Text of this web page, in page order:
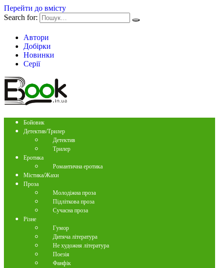
Перейти до вмісту
Search for:
Автори
Добірки
Новинки
Серії
Бойовик
Детектив/Трилер
Детектив
Трилер
Еротика
Романтична еротика
Містика/Жахи
Проза
Молодіжна проза
Підліткова проза
Сучасна проза
Різне
Гумор
Дитяча література
Не художня література
Поезія
Фанфік